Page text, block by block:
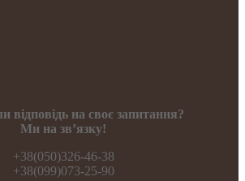
відповідь на своє запитання?
Ми на зв’язку!
+38(050)326-46-38
+38(099)073-25-90